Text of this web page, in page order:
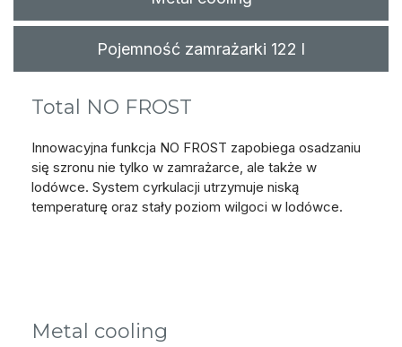
Pojemność zamrażarki 122 l
Total NO FROST
Innowacyjna funkcja NO FROST zapobiega osadzaniu
się szronu nie tylko w zamrażarce, ale także w
lodówce. System cyrkulacji utrzymuje niską
temperaturę oraz stały poziom wilgoci w lodówce.
Metal cooling